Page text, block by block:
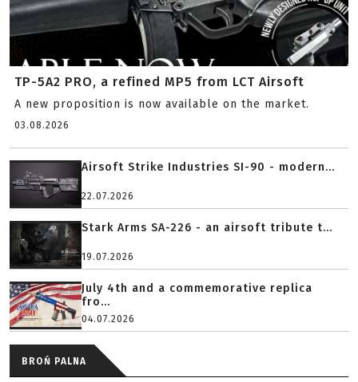
TP-5A2 PRO, a refined MP5 from LCT Airsoft
A new proposition is now available on the market.
03.08.2026
Airsoft Strike Industries SI-90 - modern...
22.07.2026
Stark Arms SA-226 - an airsoft tribute t...
19.07.2026
July 4th and a commemorative replica
fro...
04.07.2026
BROŃ PALNA